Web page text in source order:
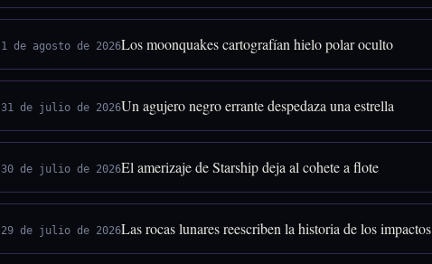
1 de agosto de 2026Los moonquakes cartografían hielo polar oculto
31 de julio de 2026Un agujero negro errante despedaza una estrella
30 de julio de 2026El amerizaje de Starship deja al cohete a flote
29 de julio de 2026Las rocas lunares reescriben la historia de los impactos